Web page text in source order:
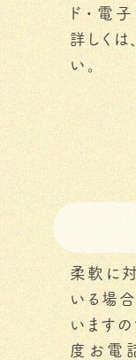
ド・電
詳しくは
い。
柔軟に
いる場
います
度お電